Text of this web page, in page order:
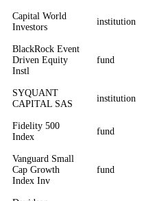
Capital World
Investors
institution
BlackRock Event
Driven Equity
Instl
fund
SYQUANT
CAPITAL SAS
institution
Fidelity 500
Index
fund
Vanguard Small
Cap Growth
Index Inv
fund